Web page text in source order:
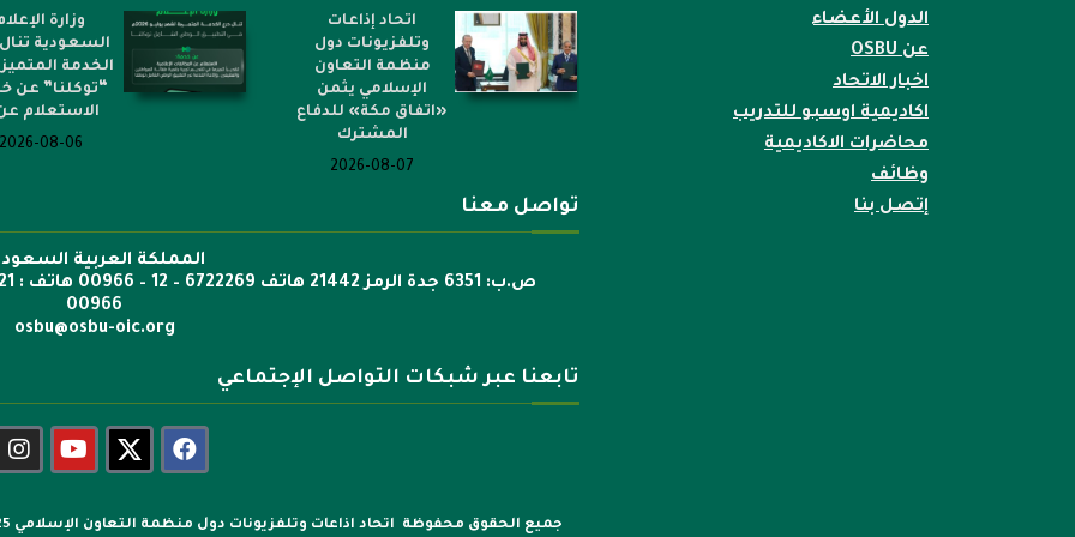
الدول الأعضاء
عن OSBU
اخبار الاتحاد
اكاديمية اوسبو للتدريب
محاضرات الاكاديمية
وظائف
إتصل بنا
اتحاد إذاعات
وتلفزيونات دول
منظمة التعاون
الإسلامي يثمن
«اتفاق مكة» للدفاع
المشترك
2026-08-07
وزارة
السعودية
الخدمة
“توكلنا” عن
الاستعلام
08-06
تواصل معنا
المملكة العربية
00966
osbu@osbu-oic.org
تابعنا عبر شبكات التواصل الإجتماعي
جميع الحقوق محفوظة اتحاد اذاعات وتلفزيونات دول منظمة التعاون الإسلامي 2025